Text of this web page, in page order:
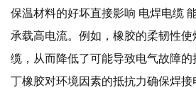
保温材料的好坏直接影响 电焊电缆
承载高电流。例如，橡胶的柔韧性
缆，从而降低了可能导致电气故障
丁橡胶对环境因素的抵抗力确保焊